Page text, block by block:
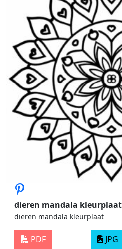
dieren mandala kleurplaat
dieren mandala kleurplaat
PDF JPG